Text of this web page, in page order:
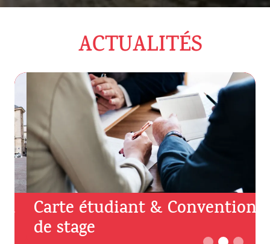
ACTUALITÉS
Carte étudiant & Convention
de stage